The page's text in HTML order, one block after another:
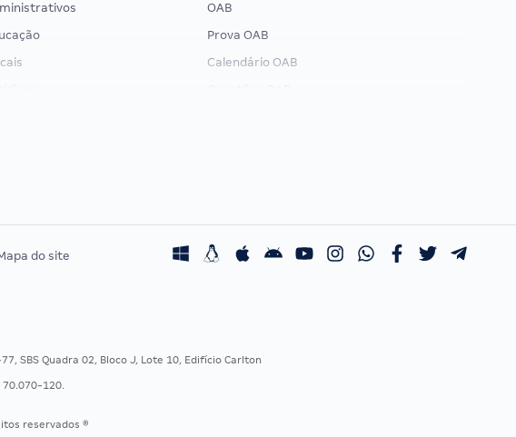
OAB
Prova OAB
Calendário OAB
do site
SBS Quadra 02, Bloco J, Lote 10, Edifício Carlton
70.070-120.
reservados ®